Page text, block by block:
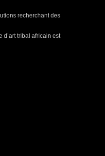
recherchant des
tribal africain est